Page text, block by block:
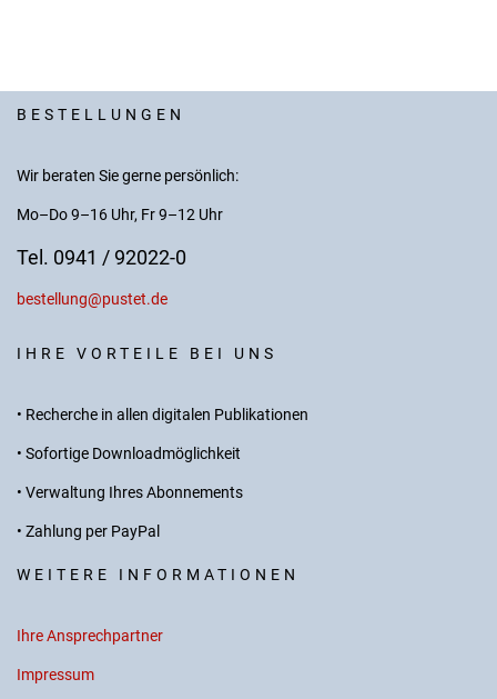
BESTELLUNGEN
Wir beraten Sie gerne persönlich:
Mo–Do 9–16 Uhr, Fr 9–12 Uhr
Tel. 0941 / 92022-0
bestellung@pustet.de
IHRE VORTEILE BEI UNS
• Recherche in allen digitalen Publikationen
• Sofortige Downloadmöglichkeit
• Verwaltung Ihres Abonnements
• Zahlung per PayPal
WEITERE INFORMATIONEN
Ihre Ansprechpartner
Impressum